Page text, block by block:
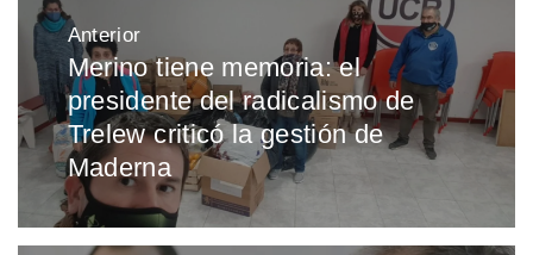
Navegación
de
entradas
Anterior
Entrada
anterior:
Merino tiene memoria: el
presidente del radicalismo de
Trelew criticó la gestión de
Maderna